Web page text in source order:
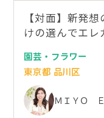
【対面】新発
けの選んでエ
園芸・フラワー
東京都 品川区
ＭＩＹＯ